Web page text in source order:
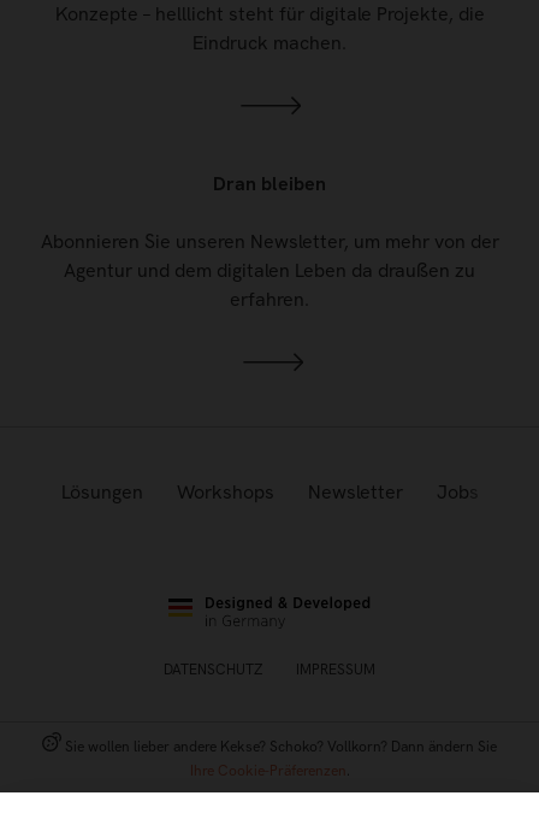
Konzepte – helllicht steht für digitale Projekte, die
Eindruck machen.
Dran bleiben
Abonnieren Sie unseren Newsletter, um mehr von der
Agentur und dem digitalen Leben da draußen zu
erfahren.
Lösungen Workshops Newsletter Jobs
DATENSCHUTZ IMPRESSUM
Sie wollen lieber andere Kekse? Schoko? Vollkorn? Dann ändern Sie
Ihre Cookie-Präferenzen .